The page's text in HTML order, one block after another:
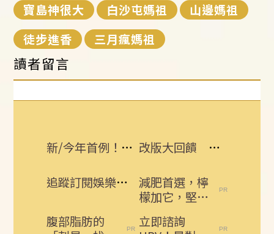
寶島神很大
白沙屯媽祖
山邊媽祖
徒步進香
三月瘋媽祖
讀者留言
新/今年首例！7旬女發燒、腹瀉染本土傷寒 改版大回饋 熱門3C大獎接力送
追蹤訂閱娛樂星聞 給你最即時的娛樂星鮮事
減肥首選，檸
檬加它，堅持
了，瘦到你懷
腹部脂肪的
立即諮詢